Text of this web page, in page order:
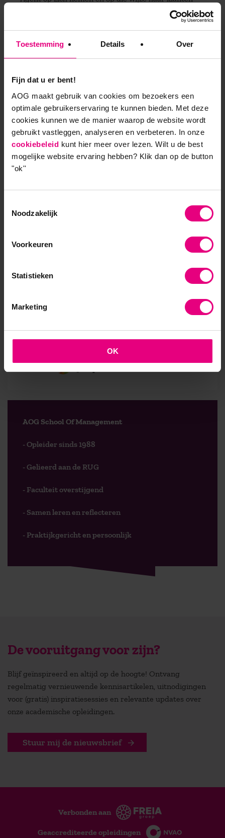
Toestemming Details Over
Fijn dat u er bent!
AOG maakt gebruik van cookies om bezoekers een
optimale gebruikerservaring te kunnen bieden. Met deze
cookies kunnen we de manier waarop de website wordt
gebruikt vastleggen, analyseren en verbeteren. In onze
cookiebeleid kunt hier meer over lezen. Wilt u de best
mogelijke website ervaring hebben? Klik dan op de button
"ok''
Noodzakelijk
Voorkeuren
Statistieken
Marketing
OK
ontzorgen en beschermen tegen allerlei onheil van
buitenaf aangaande hun persoonlijke gegevens. Zo
die voor de klant gedoe wegneemt en economische
waarde levert.
Dit zijn slechts enkele voorbeelden van de manier
waarop deelnemers aan Digitaal Leiderschap het
theoretische instrumentarium op concrete wijze
binnen hun eigen organisatie hebben omgezet in
een praktisch gericht handelingsplan.
Hoe brengt u zelf uw organisatie een stap verder in
de richting van het digitale tijdperk? Onder leiding
Leiderschap in het najaar een nieuwe start. Wanneer
u als directeuren, managers of professionals mede
binnen uw organisatie, komt u in aanmerking voor
Dit bericht is een bijdrage van Ian Muller. Ian Muller is
Management en vanuit die rol verantwoordelijk voor
AOG School Of Management
- Opleider sinds 1988
- Gelieerd aan de RUG
- Faculteit overstijgend
- Samen leren en reflecteren
- Praktijkgericht en persoonlijk
De vooruitgang voor zijn?
Blijf geïnspireerd en altijd op de hoogte! Ontvang
regelmatig vernieuwende kennisartikelen, uitnodigingen
voor (gratis) inspiratiesessies en relevante updates over
onze academische opleidingen.
Stuur mij de nieuwsbrief
Verbonden aan
Geaccrediteerde opleidingen